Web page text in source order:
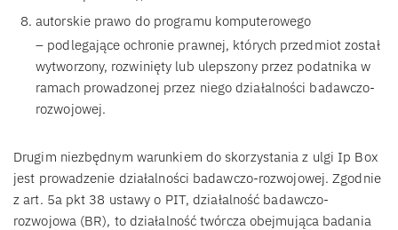
autorskie prawo do programu komputerowego
– podlegające ochronie prawnej, których przedmiot został
wytworzony, rozwinięty lub ulepszony przez podatnika w
ramach prowadzonej przez niego działalności badawczo-
rozwojowej.
Drugim niezbędnym warunkiem do skorzystania z ulgi Ip Box
jest prowadzenie działalności badawczo-rozwojowej. Zgodnie
z art. 5a pkt 38 ustawy o PIT, działalność badawczo-
rozwojowa (BR), to działalność twórcza obejmująca badania